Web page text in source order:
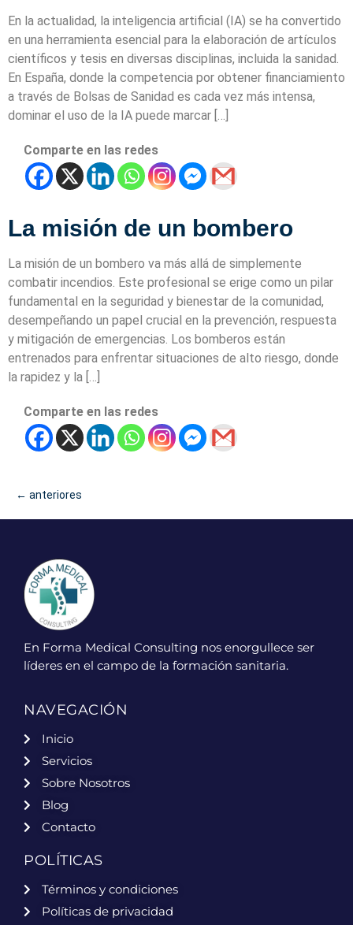
En la actualidad, la inteligencia artificial (IA) se ha convertido
en una herramienta esencial para la elaboración de artículos
científicos y tesis en diversas disciplinas, incluida la sanidad.
En España, donde la competencia por obtener financiamiento
a través de Bolsas de Sanidad es cada vez más intensa,
dominar el uso de la IA puede marcar […]
Comparte en las redes
La misión de un bombero
La misión de un bombero va más allá de simplemente
combatir incendios. Este profesional se erige como un pilar
fundamental en la seguridad y bienestar de la comunidad,
desempeñando un papel crucial en la prevención, respuesta
y mitigación de emergencias. Los bomberos están
entrenados para enfrentar situaciones de alto riesgo, donde
la rapidez y la […]
Comparte en las redes
← anteriores
En Forma Medical Consulting nos enorgullece ser
líderes en el campo de la formación sanitaria.
NAVEGACIÓN
Inicio
Servicios
Sobre Nosotros
Blog
Contacto
POLÍTICAS
Términos y condiciones
Políticas de privacidad